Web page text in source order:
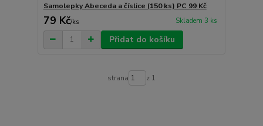
Samolepky Abeceda a číslice (150 ks) PC 99 Kč
79 Kč/ks Skladem 3 ks
Přidat do košíku
strana z 1